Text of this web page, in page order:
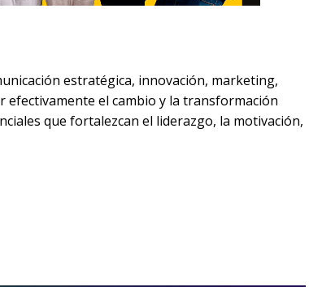
estratégica, innovación, marketing,
el cambio y la transformación
que fortalezcan el liderazgo, la motivación,